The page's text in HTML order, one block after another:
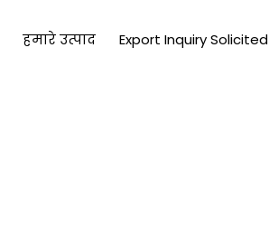
हमारे उत्पाद Export Inquiry Solicited